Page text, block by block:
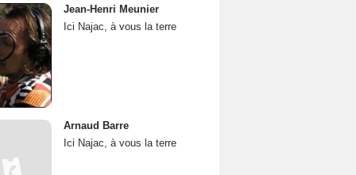
Jean-Henri Meunier
Ici Najac, à vous la terre
Arnaud Barre
Ici Najac, à vous la terre